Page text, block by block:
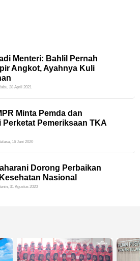
Menteri: Bahlil Pernah
Angkot, Ayahnya Kuli
28 April 2021
Minta Pemda dan
Perketat Pemeriksaan TKA
16 Juni 2020
Dorong Perbaikan
Nasional
31 Agustus 2020